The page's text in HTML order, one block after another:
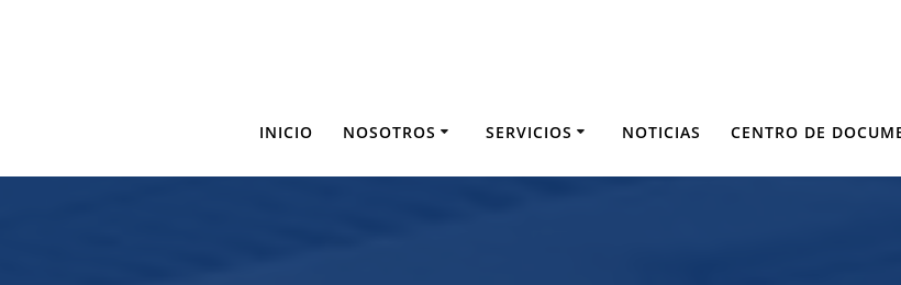
INICIO NOSOTROS SERVICIOS NOTICIAS CENTRO DE